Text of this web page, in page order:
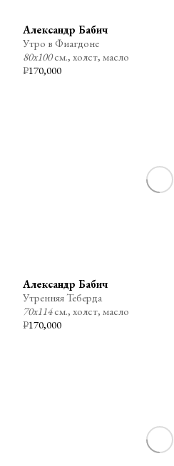
₽170,000
Александр Бабич
Утро в Фиагдоне
80х100см., холст, масло
₽170,000
Александр Бабич
Утренняя Теберда
70х114см., холст, масло